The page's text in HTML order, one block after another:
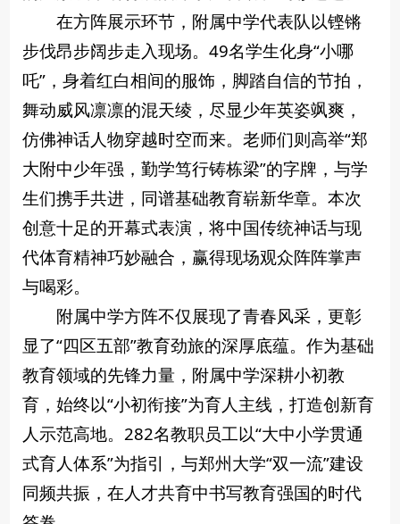
在方阵展示环节，附属中学代表队以铿锵
步伐昂步阔步走入现场。49名学生化身“小哪
吒”，身着红白相间的服饰，脚踏自信的节拍，
舞动威风凛凛的混天绫，尽显少年英姿飒爽，
仿佛神话人物穿越时空而来。老师们则高举“郑
大附中少年强，勤学笃行铸栋梁”的字牌，与学
生们携手共进，同谱基础教育崭新华章。本次
创意十足的开幕式表演，将中国传统神话与现
代体育精神巧妙融合，赢得现场观众阵阵掌声
与喝彩。
附属中学方阵不仅展现了青春风采，更彰
显了“四区五部”教育劲旅的深厚底蕴。作为基础
教育领域的先锋力量，附属中学深耕小初教
育，始终以“小初衔接”为育人主线，打造创新育
人示范高地。282名教职员工以“大中小学贯通
式育人体系”为指引，与郑州大学“双一流”建设
同频共振，在人才共育中书写教育强国的时代